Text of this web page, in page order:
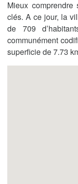
Mieux
clés. A ce jour, la
de 709
communément
superficie de 7.73